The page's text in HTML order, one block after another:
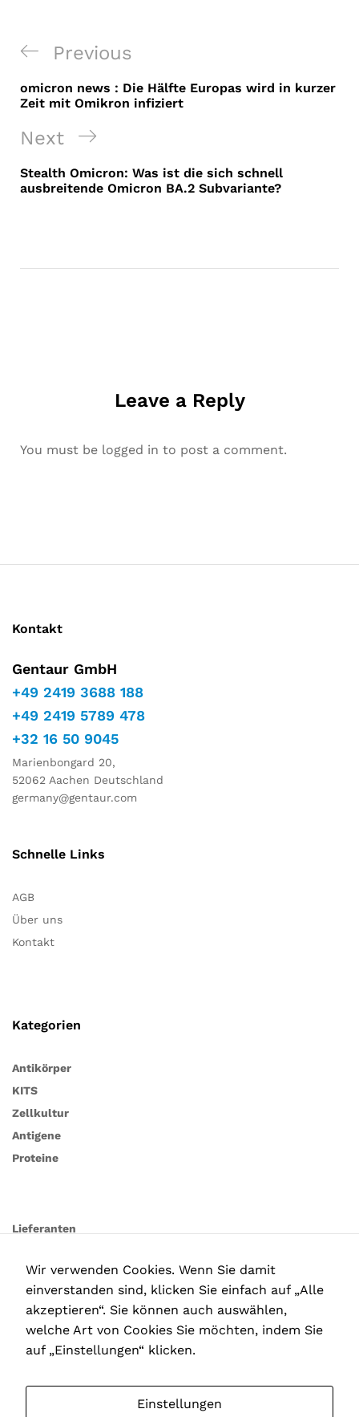
Post
navigation
Previous
Post
Previous
omicron news : Die Hälfte Europas wird in kurzer
Zeit mit Omikron infiziert
Next
Post
Next
Stealth Omicron: Was ist die sich schnell
ausbreitende Omicron BA.2 Subvariante?
Leave a Reply
You must be logged in to post a comment.
Kontakt
Gentaur GmbH
+49 2419 3688 188
+49 2419 5789 478
+32 16 50 9045
Marienbongard 20,
52062 Aachen Deutschland
germany@gentaur.com
Schnelle Links
AGB
Über uns
Kontakt
Kategorien
Antikörper
KITS
Zellkultur
Antigene
Proteine
Lieferanten
Wir verwenden Cookies. Wenn Sie damit
einverstanden sind, klicken Sie einfach auf „Alle
akzeptieren“. Sie können auch auswählen,
welche Art von Cookies Sie möchten, indem Sie
auf „Einstellungen“ klicken.
Einstellungen